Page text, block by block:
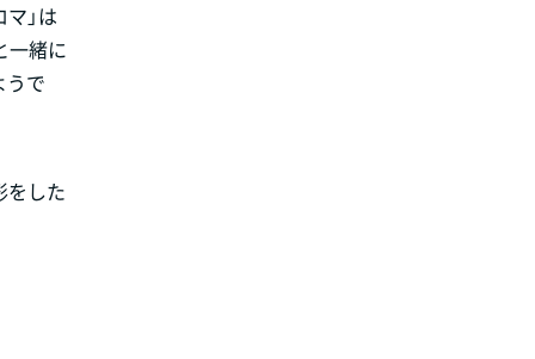
」は
一緒に
うで
をした